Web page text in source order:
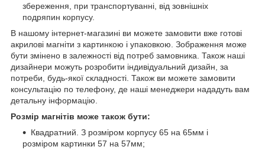
збереження, при транспортуванні, від зовнішніх
подряпин корпусу.
В нашому інтернет-магазині ви можете замовити вже готові
акрилові магніти з картинкою і упаковкою. Зображення може
бути змінено в залежності від потреб замовника. Також наші
дизайнери можуть розробити індивідуальний дизайн, за
потреби, будь-якої складності. Також ви можете замовити
консультацію по телефону, де наші менеджери нададуть вам
детальну інформацію.
Розмір магнітів може також бути:
Квадратний. З розміром корпусу 65 на 65мм і
розміром картинки 57 на 57мм;